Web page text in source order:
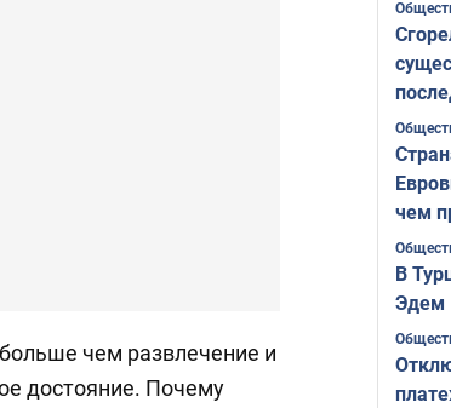
чем развлечение и
достояние. Почему
чем
В
Эдем